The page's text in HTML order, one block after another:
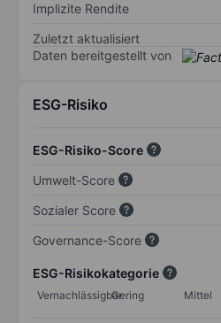
Implizite Rendite
Zuletzt aktualisiert
Daten bereitgestellt von
ESG-Risiko
ESG-Risiko-Score
Umwelt-Score
Sozialer Score
Governance-Score
ESG-Risikokategorie
VernachlässigbarGering Mittel